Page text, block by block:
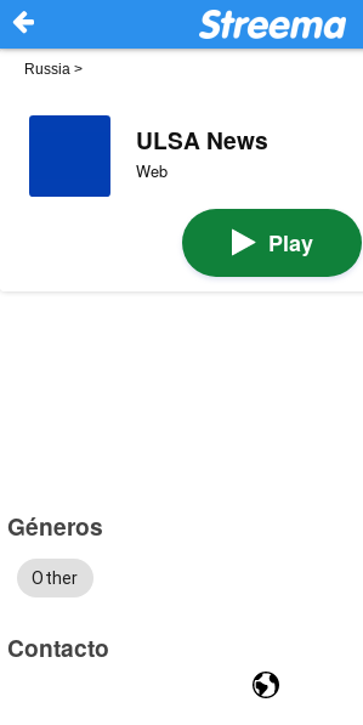
Russia >
ULSA News
Web
Play
Géneros
Other
Contacto